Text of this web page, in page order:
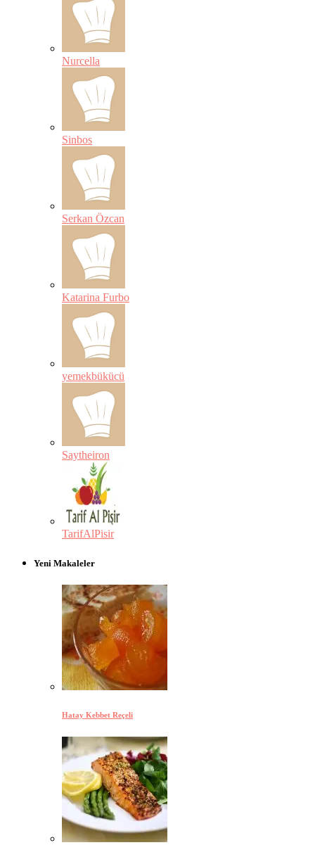
Nurcella
Sinbos
Serkan Özcan
Katarina Furbo
yemekbükücü
Saytheiron
TarifAlPisir
Yeni Makaleler
Hatay Kebbet Reçeli